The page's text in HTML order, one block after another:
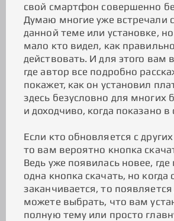
свой смартфон совершенно
Думаю многие уже встречали
данной теме или установке,
мало кто видел, как
действовать. И для этого вам
где автор все подробно
покажет, как он установил
здесь безусловно для многих
и доходчиво, когда показано в
Если кто обновляется с
то вам вероятно кнопка
Ведь уже появилась новее, где
одна кнопка скачать, но когда
заканчивается, то появляется
можете выбрать, что вам
полную тему или просто